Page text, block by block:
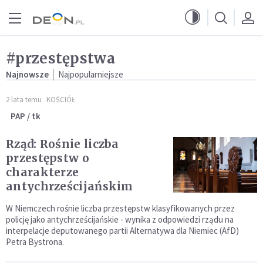
#przestępstwa
Najnowsze Najpopularniejsze
2 lata temu KOŚCIÓŁ
PAP / tk
Rząd: Rośnie liczba
przestępstw o
charakterze
antychrześcijańskim
W Niemczech rośnie liczba przestępstw klasyfikowanych przez
policję jako antychrześcijańskie - wynika z odpowiedzi rządu na
interpelacje deputowanego partii Alternatywa dla Niemiec (AfD)
Petra Bystrona.